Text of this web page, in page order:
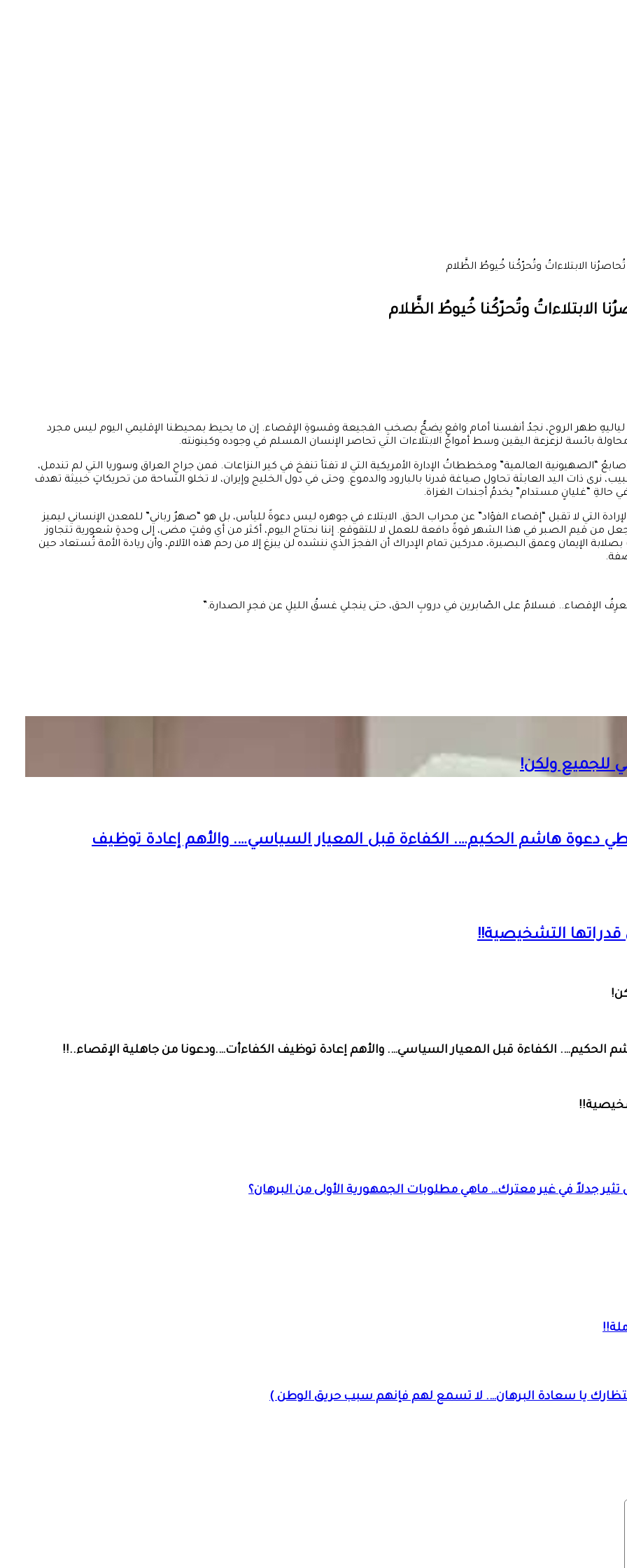
الابتلاءاتُ وتُحرّكُنا خُيوطُ الظَّلام
الابتلاءاتُ وتُحرّكُنا خُيوطُ الظَّلام
طهر الروح، نجدُ أنفسنا أمام واقعٍ يضجُّ بصخبِ الفجيعة وقسوةِ الإقصاء. إن ما يحيط بمحيطنا الإقليمي اليوم ليس مجرد
بائسة لزعزعة اليقين وسط أمواج الابتلاءات التي تحاصر الإنسان المسلم في وجوده وكينونته.
“الصهيونية العالمية” ومخططاتُ الإدارة الأمريكية التي لا تفتأ تنفخ في كير النزاعات. فمن جراحِ العراق وسوريا التي لم تندمل،
نرى ذات اليد العابثة تحاول صياغة قدرنا بالبارود والدموع. وحتى في دول الخليج وإيران، لا تخلو الساحة من تحريكاتٍ خبيثة تهدف
حالةِ “غليانٍ مستدام” يخدمُ أجندات الغزاة.
التي لا تقبل “إقصاء الفؤاد” عن محراب الحق. الابتلاء في جوهره ليس دعوةً لليأس، بل هو “صهرٌ رباني” للمعدن الإنساني ليميز
من قيم الصبر في هذا الشهر قوةً دافعة للعمل لا للتقوقع. إننا نحتاج اليوم، أكثر من أي وقتٍ مضى، إلى وحدةٍ شعورية تتجاوز
الإيمان وعمق البصيرة، مدركين تمام الإدراك أن الفجرَ الذي ننشده لن يبزغ إلا من رحم هذه الآلام، وأن ريادة الأمة تُستعاد حين
تعرِفُ الإقصاء.. فسلامٌ على الصّابرين في دروبِ الحق، حتى ينجلي غسقُ الليلِ عن فجرِ الصدارة.”
للجميع ولكن!
دعوة هاشم الحكيم…. الكفاءة قبل المعيار السياسي…. والأهم إعادة توظيف
التشخيصية!!
الكفاءة قبل المعيار السياسي…. والأهم إعادة توظيف الكفاءأت….ودعونا من جاهلية الإقصاء..!!
جدلاً في غير معترك… ماهي مطلوبات الجمهورية الأولى من البرهان؟
يا سعادة البرهان…. لا تسمع لهم فإنهم سبب حريق الوطن )